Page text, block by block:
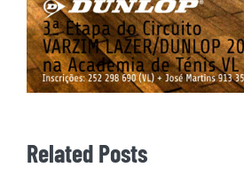
Related Posts